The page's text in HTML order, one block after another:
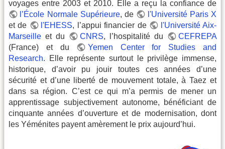
voyages entre 2003 et 2010. Elle a reçu la confiance de
l’École Normale Supérieure, de
l'Université Paris X
et de
l'EHESS, l’appui financier de
l'Université Aix-
Marseille et du CNRS, l’hospitalité du
CEFREPA
(France) et du
Yemen Center for Studies and
Research. Elle représente surtout le privilège immense,
historique, d’avoir pu jouir toutes ces années d’une
sécurité et d’une liberté de mouvement totale, à Taez et
dans sa région. C’est ce qui m’a permis de mener un
apprentissage subjectivement autonome, bénéficiant de
cinquante années d’ouverture et de modernisation, dont
les Yéménites payent amèrement le prix aujourd’hui.